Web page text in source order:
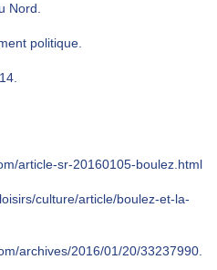
Nord.
politique.
article-sr-20160105-boulez.html
culture/article/boulez-et-la-
archives/2016/01/20/33237990.